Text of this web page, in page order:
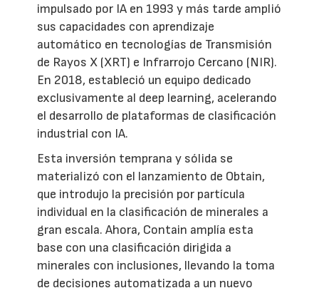
impulsado por IA en 1993 y más tarde amplió
sus capacidades con aprendizaje
automático en tecnologías de Transmisión
de Rayos X (XRT) e Infrarrojo Cercano (NIR).
En 2018, estableció un equipo dedicado
exclusivamente al deep learning, acelerando
el desarrollo de plataformas de clasificación
industrial con IA.
Esta inversión temprana y sólida se
materializó con el lanzamiento de Obtain,
que introdujo la precisión por partícula
individual en la clasificación de minerales a
gran escala. Ahora, Contain amplía esta
base con una clasificación dirigida a
minerales con inclusiones, llevando la toma
de decisiones automatizada a un nuevo